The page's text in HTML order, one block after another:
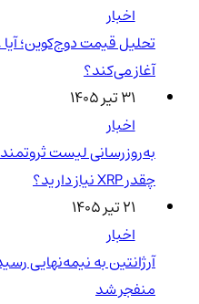
اخبار
آغاز می‌کند؟
۳۱ تیر ۱۴۰۵
اخبار
چقدر XRP نیاز دارید؟
۲۱ تیر ۱۴۰۵
اخبار
منفجر شد